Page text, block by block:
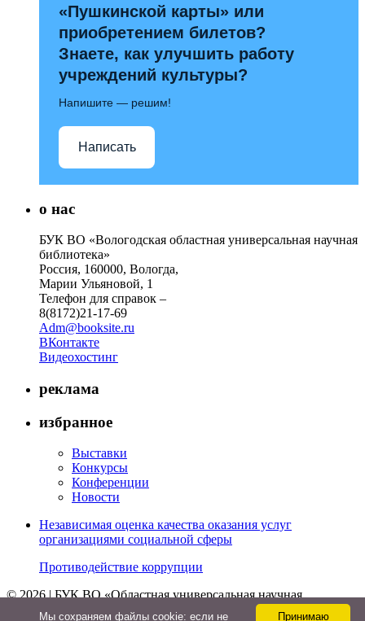
«Пушкинской карты» или
приобретением билетов?
Знаете, как улучшить работу
учреждений культуры?
Напишите — решим!
Написать
о нас
БУК ВО «Вологодская областная универсальная научная
библиотека»
Россия, 160000, Вологда,
Марии Ульяновой, 1
Телефон для справок –
8(8172)21-17-69
Adm@booksite.ru
ВКонтакте
Видеохостинг
реклама
избранное
Выставки
Конкурсы
Конференции
Новости
Независимая оценка качества оказания услуг
организациями социальной сферы
Противодействие коррупции
© 2026 | БУК ВО «Областная универсальная научная
библиотека»
Принимаю
Мы cохраняем файлы cookie: если не